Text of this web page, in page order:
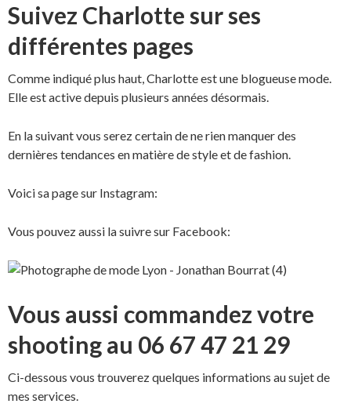
Suivez Charlotte sur ses
différentes pages
Comme indiqué plus haut, Charlotte est une blogueuse mode.
Elle est active depuis plusieurs années désormais.
En la suivant vous serez certain de ne rien manquer des
dernières tendances en matière de style et de fashion.
Voici sa page sur Instagram:
Vous pouvez aussi la suivre sur Facebook:
Vous aussi commandez votre
shooting au 06 67 47 21 29
Ci-dessous vous trouverez quelques informations au sujet de
mes services.